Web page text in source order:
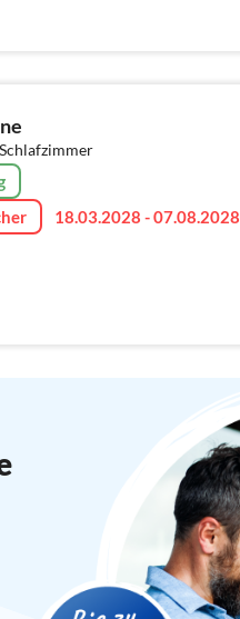
Schlafzimmer
18.03.2028 - 07.08.2028